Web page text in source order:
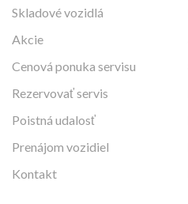
Skladové vozidlá
Akcie
Cenová ponuka servisu
Rezervovať servis
Poistná udalosť
Prenájom vozidiel
Kontakt